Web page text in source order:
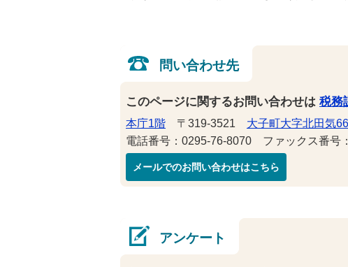
問い合わせ先
このページに関するお問い合わせは 税務
本庁1階 〒319-3521 大子町大字北田気
電話番号：0295-76-8070 ファックス番号
メールでのお問い合わせはこちら
アンケート